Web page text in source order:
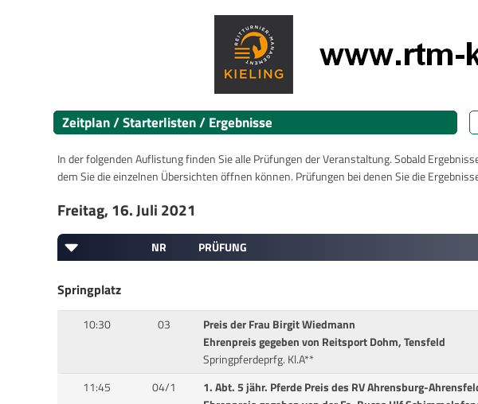
Zeitplan / Starterlisten / Ergebnisse
In der folgenden Auflistung finden Sie alle Prüfungen der Veranstaltung. Sobald
dem Sie die einzelnen Übersichten öffnen können. Prüfungen bei denen Sie die
Freitag, 16. Juli 2021
NR PRÜFUNG
Springplatz
10:30 03
Preis der Frau Birgit Wiedmann
Ehrenpreis gegeben von Reitsport Dohm, Tensfeld
Springpferdeprfg. Kl.A**
11:45 04/1
1. Abt. 5 jähr. Pferde Preis des RV Ahrensburg-